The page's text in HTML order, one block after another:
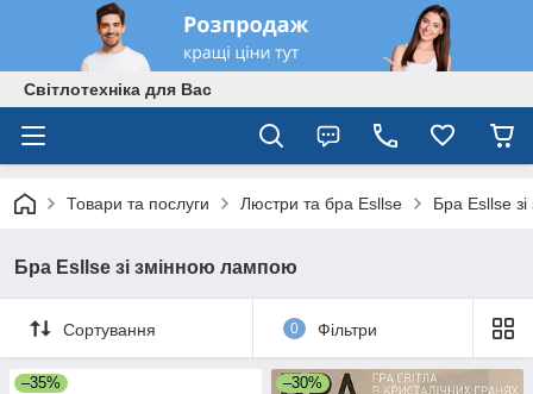
Світлотехніка для Вас
Товари та послуги Люстри та бра Esllse Бра Esllse
Бра Esllse зі змінною лампою
Сортування 0 Фільтри
–35% –30%